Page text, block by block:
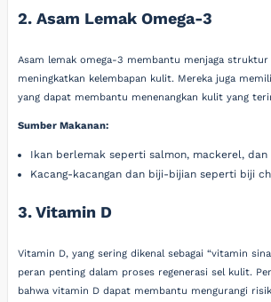
2. Asam Lemak Omega-3
Asam lemak omega-3 membantu menjaga
meningkatkan kelembapan kulit. Mereka juga
yang dapat membantu menenangkan kulit yang
Sumber Makanan:
Ikan berlemak seperti salmon, mackerel, dan
Kacang-kacangan dan biji-bijian seperti biji
3. Vitamin D
Vitamin D, yang sering dikenal sebagai “vitamin
peran penting dalam proses regenerasi sel kulit.
bahwa vitamin D dapat membantu mengurangi